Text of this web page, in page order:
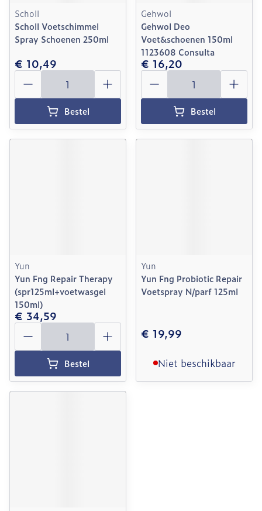
Scholl
Scholl Voetschimmel
Spray Schoenen 250ml
€ 10,49
Aantal
Bestel
Gehwol
Gehwol Deo
Voet&schoenen 150ml
1123608 Consulta
€ 16,20
Aantal
Bestel
Yun
Yun Fng Repair Therapy
(spr125ml+voetwasgel
150ml)
€ 34,59
Aantal
Bestel
Yun
Yun Fng Probiotic Repair
Voetspray N/parf 125ml
€ 19,99
Niet beschikbaar